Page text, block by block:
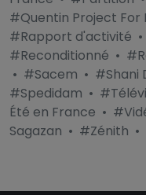
#Quentin Project For
#Rapport d'activité •
#Reconditionné •
• #Sacem • #Shani
#Spedidam •
Été en France •
Sagazan • #Zénith •